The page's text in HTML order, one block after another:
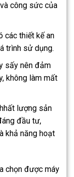
công sức của
các thiết kế an
trình sử dụng.
sấy nên đảm
không làm mất
lượng sản
đầu tư,
khả năng hoạt
chọn được máy